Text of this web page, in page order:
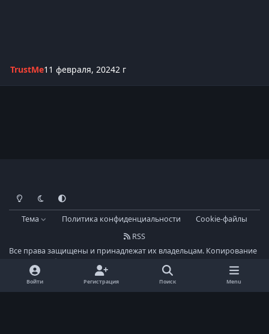
TrustMe11 февраля, 20242 г
Light ModeDark ModeSystem Preference
Тема Политика конфиденциальности
Cookie-файлы
RSS
Все права защищены и принадлежат их владельцам. Копирование
материалы без ссылки на ресурс - запрещено!
Powered by
Invision Community
Войти Регистрация Поиск Menu